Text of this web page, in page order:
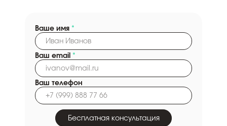
Ваше имя *
Ваш email *
Ваш телефон
Бесплатная консультация